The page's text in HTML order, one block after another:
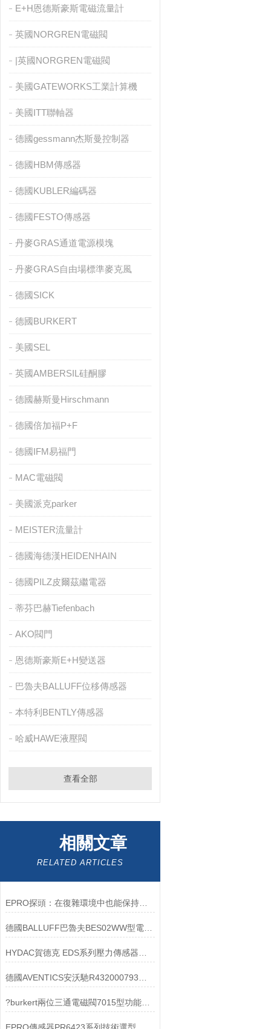
E+H恩德斯豪斯電磁流量計
英國NORGREN電磁閥
|英國NORGREN電磁閥
美國GATEWORKS工業計算機
美國ITT聯軸器
德國gessmann杰斯曼控制器
德國HBM傳感器
德國KUBLER編碼器
德國FESTO傳感器
丹麥GRAS通道電源模塊
丹麥GRAS自由場標準麥克風
德國SICK
德國BURKERT
美國SEL
英國AMBERSIL硅酮膠
德國赫斯曼Hirschmann
德國倍加福P+F
德國IFM易福門
MAC電磁閥
美國派克parker
MEISTER流量計
德國海德漢HEIDENHAIN
德國PILZ皮爾茲繼電器
蒂芬巴赫Tiefenbach
AKO閥門
恩德斯豪斯E+H變送器
巴魯夫BALLUFF位移傳感器
本特利BENTLY傳感器
哈威HAWE液壓閥
查看全部
相關文章
RELATED ARTICLES
EPRO探頭：在復雜環境中也能保持精確測量
德國BALLUFF巴魯夫BES02WW型電感式傳感器技術參數
?burkert兩位三通電磁閥7015型功能原理及選購指南